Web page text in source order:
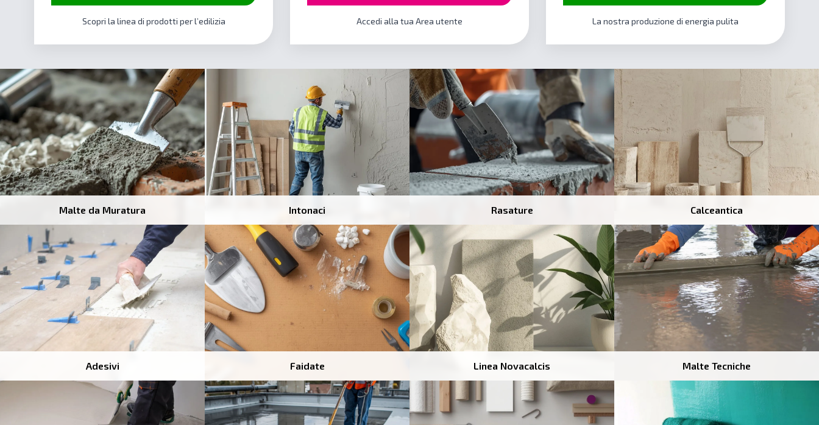
Scopri la linea di prodotti per l’edilizia Accedi alla tua Area utente La nostra produzione di energia pulita
Malte da Muratura Intonaci Rasature Calceantica
Adesivi Faidate Linea Novacalcis Malte Tecniche